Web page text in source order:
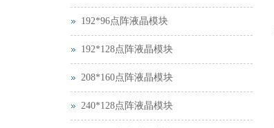
192*96点阵液晶模块
192*128点阵液晶模块
208*160点阵液晶模块
240*128点阵液晶模块